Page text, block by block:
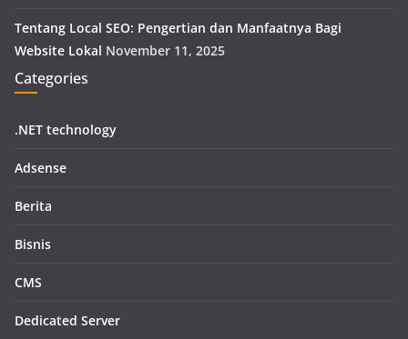
Tentang Local SEO: Pengertian dan Manfaatnya Bagi
Website Lokal November 11, 2025
Categories
.NET technology
Adsense
Berita
Bisnis
CMS
Dedicated Server